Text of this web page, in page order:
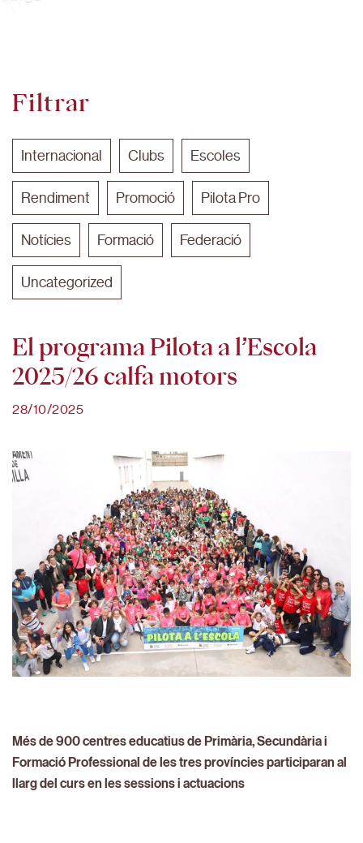
Filtrar
Internacional Clubs Escoles
Rendiment Promoció Pilota Pro
Notícies Formació Federació
Uncategorized
El programa Pilota a l’Escola
2025/26 calfa motors
28/10/2025
Més de 900 centres educatius de Primària, Secundària i
Formació Professional de les tres províncies participaran al
llarg del curs en les sessions i actuacions